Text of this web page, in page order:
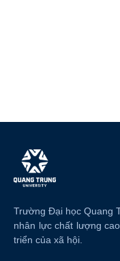
Trường Đại học Quang
nhân lực chất lượng
triển của xã hội.